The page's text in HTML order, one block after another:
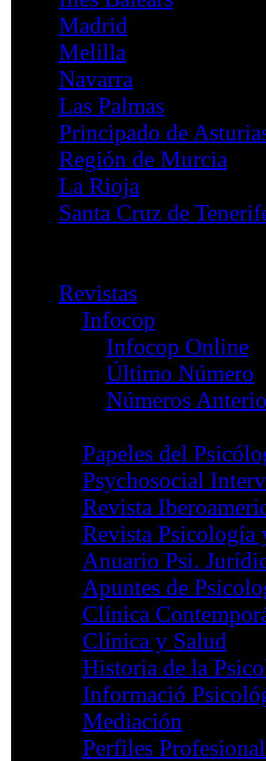
Madrid
Melilla
Navarra
Las Palmas
Principado de
Región de Murcia
La Rioja
Santa Cruz de
Revistas
Infocop
Infocop Online
Último Número
Números
Papeles del
Psychosocial
Revista
Revista Psicología
Anuario Psi.
Apuntes de
Clínica
Clínica y Salud
Historia de la
Informació
Mediación
Perfiles